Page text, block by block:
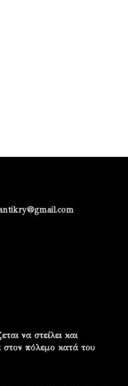
να στείλει και
στον πόλεμο κατά του